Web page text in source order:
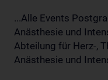
...Alle Events
Anästhesie und
Abteilung für Herz-,
Anästhesie und